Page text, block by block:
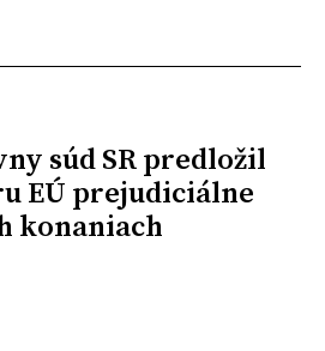
súd SR predložil
EÚ prejudiciálne
konaniach